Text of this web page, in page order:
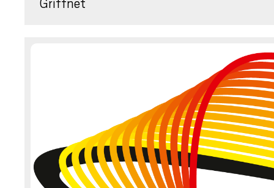
Griffnet